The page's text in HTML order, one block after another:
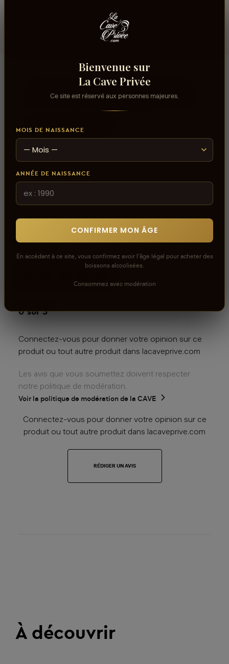
Accords suggérés
aucun avis
0 sur 5
Connectez-vous pour donner votre opinion sur ce
produit ou tout autre produit dans lacaveprive.com
Les avis que vous soumettez doivent respecter
notre politique de modération.
Voir la politique de modération de la CAVE
Connectez-vous pour donner votre opinion sur ce
produit ou tout autre produit dans lacaveprive.com
RÉDIGER UN AVIS
À découvrir
Bienvenue sur
La Cave Privée
Ce site est réservé aux personnes majeures.
MOIS DE NAISSANCE
ANNÉE DE NAISSANCE
CONFIRMER MON ÂGE
En accédant à ce site, vous confirmez avoir l'âge légal pour acheter des
boissons alcoolisées.
Consommez avec modération